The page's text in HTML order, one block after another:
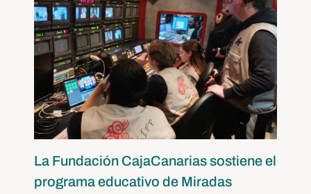
La Fundación CajaCanarias sostiene el
programa educativo de Miradas